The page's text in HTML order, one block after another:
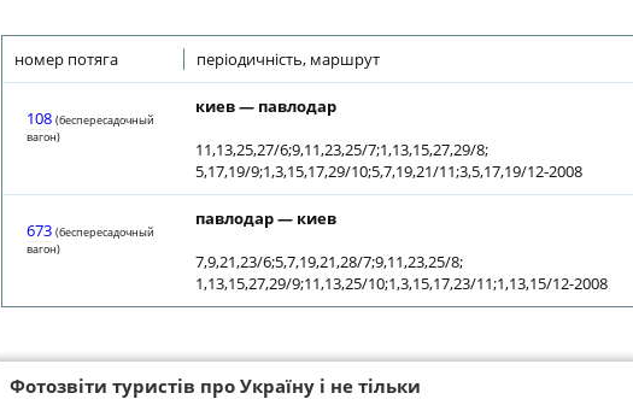
номер потяга періодичність, маршрут
108 (беспересадочный
вагон)
киев — павлодар
11,13,25,27/6;9,11,23,25/7;1,13,15,27,29/8;
5,17,19/9;1,3,15,17,29/10;5,7,19,21/11;3,5,17,19/12-2008
673 (беспересадочный
вагон)
павлодар — киев
7,9,21,23/6;5,7,19,21,28/7;9,11,23,25/8;
1,13,15,27,29/9;11,13,25/10;1,3,15,17,23/11;1,13,15/12-2008
Фотозвіти туристів про Україну і не тільки